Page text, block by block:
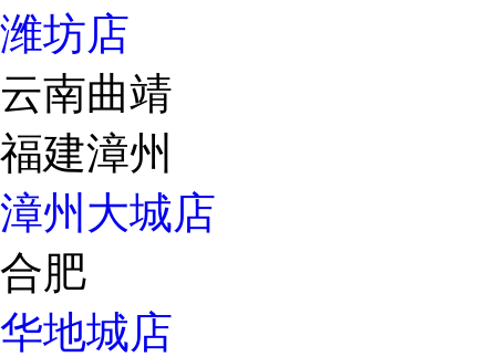
潍坊店
云南曲靖
福建漳州
漳州大城店
合肥
华地城店